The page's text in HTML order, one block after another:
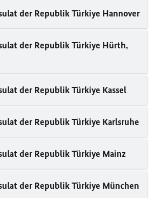
der Republik Türkiye Hannover
der Republik Türkiye Hürth,
der Republik Türkiye Kassel
der Republik Türkiye Karlsruhe
der Republik Türkiye Mainz
der Republik Türkiye München